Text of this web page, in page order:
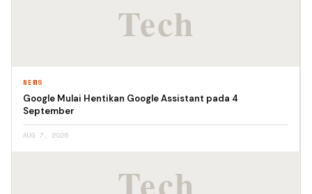
NEWS
Google Mulai Hentikan Google Assistant pada 4
September
AUG 7, 2026